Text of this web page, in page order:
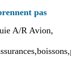
pas
A/R Avion,